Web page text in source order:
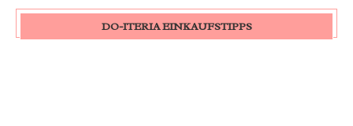
DO-ITERIA EINKAUFSTIPPS